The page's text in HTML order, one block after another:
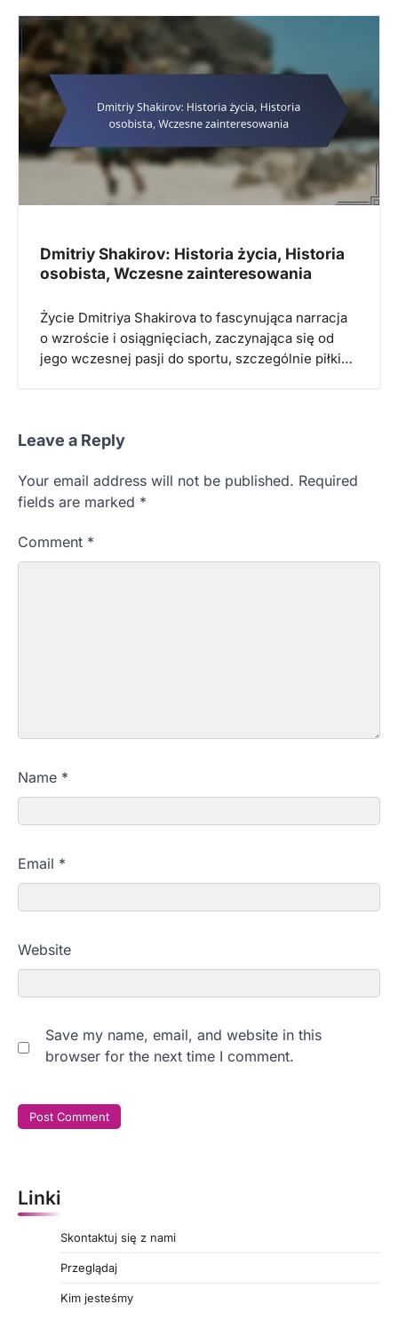
Dmitriy Shakirov: Historia życia, Historia
osobista, Wczesne zainteresowania
Życie Dmitriya Shakirova to fascynująca narracja
o wzroście i osiągnięciach, zaczynająca się od
jego wczesnej pasji do sportu, szczególnie piłki…
Leave a Reply
Your email address will not be published. Required
fields are marked *
Comment *
Name *
Email *
Website
Save my name, email, and website in this
browser for the next time I comment.
Linki
Skontaktuj się z nami
Przeglądaj
Kim jesteśmy